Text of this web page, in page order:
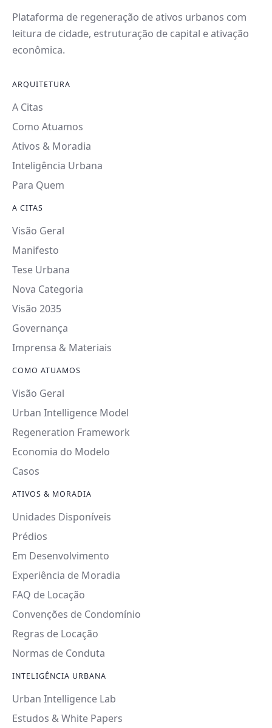
Plataforma de regeneração de ativos urbanos com
leitura de cidade, estruturação de capital e ativação
econômica.
ARQUITETURA
A Citas
Como Atuamos
Ativos & Moradia
Inteligência Urbana
Para Quem
A CITAS
Visão Geral
Manifesto
Tese Urbana
Nova Categoria
Visão 2035
Governança
Imprensa & Materiais
COMO ATUAMOS
Visão Geral
Urban Intelligence Model
Regeneration Framework
Economia do Modelo
Casos
ATIVOS & MORADIA
Unidades Disponíveis
Prédios
Em Desenvolvimento
Experiência de Moradia
FAQ de Locação
Convenções de Condomínio
Regras de Locação
Normas de Conduta
INTELIGÊNCIA URBANA
Urban Intelligence Lab
Estudos & White Papers